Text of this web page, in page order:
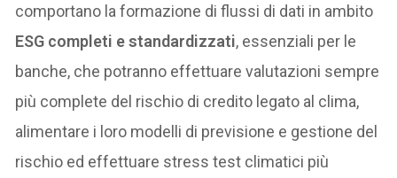
comportano la formazione di flussi di dati in ambito
ESG completi e standardizzati, essenziali per le
banche, che potranno effettuare valutazioni sempre
più complete del rischio di credito legato al clima,
alimentare i loro modelli di previsione e gestione del
rischio ed effettuare stress test climatici più